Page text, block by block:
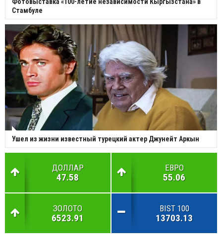
Стамбуле
Ушел из жизни известный турецкий актер Джунейт Аркын
ДОЛЛАР
47.58
ЕВРО
55.06
ЗОЛОТО
6523.91
BIST 100
13703.13